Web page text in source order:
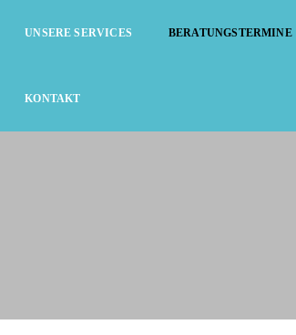
UNSERE SERVICES BERATUNGSTERMINE
KONTAKT